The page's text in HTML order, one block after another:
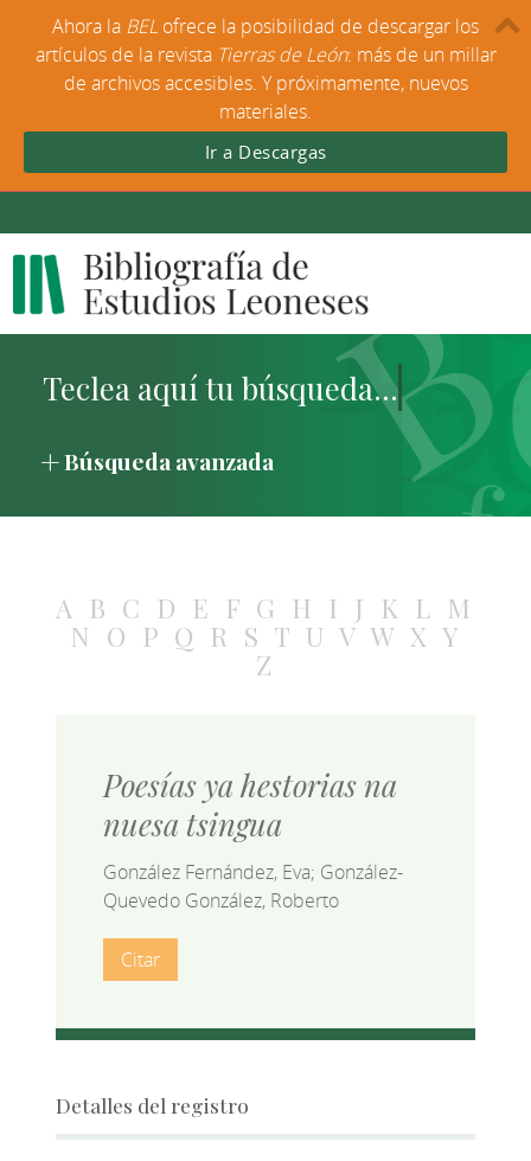
Búsqueda avanzada
A B C D E F G H I J K L M
N O P Q R S T U V W X Y
Z
Poesías ya hestorias na
nuesa tsingua
González Fernández, Eva; González-
Quevedo González, Roberto
Citar
Detalles del registro
Ahora la BEL ofrece la posibilidad de descargar los
artículos de la revista Tierras de León: más de un millar
de archivos accesibles. Y próximamente, nuevos
materiales.
Ir a Descargas